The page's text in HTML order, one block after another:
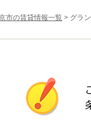
市の賃貸情報一覧 > グラ